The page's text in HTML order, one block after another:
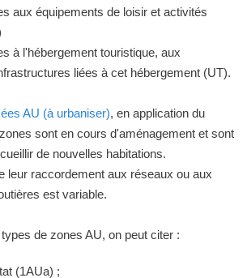
aux équipements de loisir et activités
à l'hébergement touristique, aux
liées à cet hébergement (UT).
AU (à urbaniser), en application du
sont en cours d'aménagement et sont
de nouvelles habitations.
leur raccordement aux réseaux ou aux
est variable.
de zones AU, on peut citer :
(1AUa) ;